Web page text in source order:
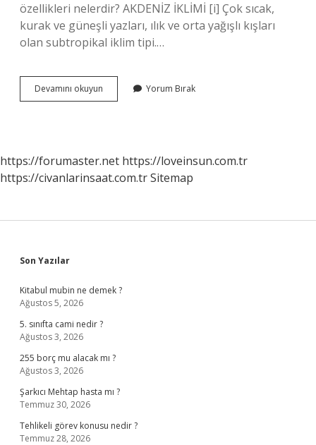
özellikleri nelerdir? AKDENİZ İKLİMİ [i] Çok sıcak,
kurak ve güneşli yazları, ılık ve orta yağışlı kışları
olan subtropikal iklim tipi.…
Devamını okuyun Akdeniz
Bölgesi
Yorum Bırak
https://forumaster.net https://loveinsun.com.tr
https://civanlarinsaat.com.trSitemap
Sidebar
Son Yazılar
Kitabul mubin ne demek ?
Ağustos 5, 2026
5. sınıfta cami nedir ?
Ağustos 3, 2026
255 borç mu alacak mı ?
Ağustos 3, 2026
Şarkıcı Mehtap hasta mı ?
Temmuz 30, 2026
Tehlikeli görev konusu nedir ?
Temmuz 28, 2026